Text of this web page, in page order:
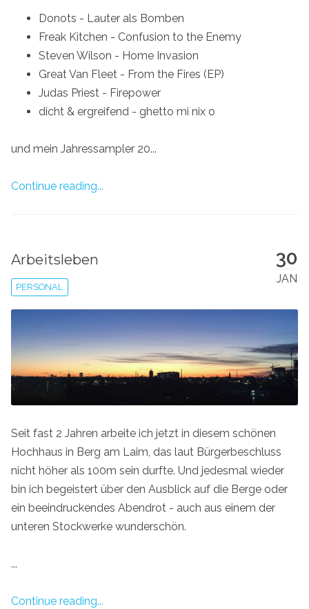
Donots - Lauter als Bomben
Freak Kitchen - Confusion to the Enemy
Steven Wilson - Home Invasion
Great Van Fleet - From the Fires (EP)
Judas Priest - Firepower
dicht & ergreifend - ghetto mi nix o
und mein Jahressampler 20...
Continue reading...
30
JAN
Arbeitsleben
PERSONAL
Seit fast 2 Jahren arbeite ich jetzt in diesem schönen
Hochhaus in Berg am Laim, das laut Bürgerbeschluss
nicht höher als 100m sein durfte. Und jedesmal wieder
bin ich begeistert über den Ausblick auf die Berge oder
ein beeindruckendes Abendrot - auch aus einem der
unteren Stockwerke wunderschön.
...
Continue reading...